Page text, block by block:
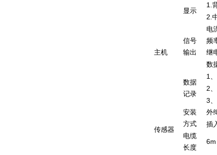
主机
显示
1.
2.
信号
输出
电
频
继
数
数据
记录
1
2
3
传感器
安装
方式
外
插
电缆
长度
6m